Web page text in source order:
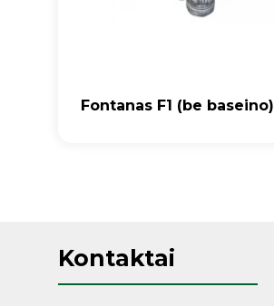
Fontanas F1 (be baseino)
Kontaktai